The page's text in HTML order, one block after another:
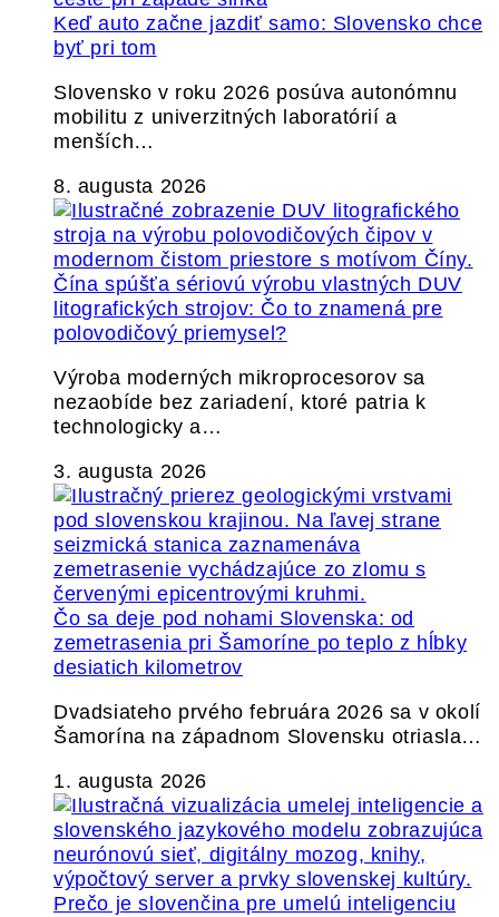
Keď auto začne jazdiť samo: Slovensko chce
byť pri tom
Slovensko v roku 2026 posúva autonómnu
mobilitu z univerzitných laboratórií a
menších…
8. augusta 2026
Čína spúšťa sériovú výrobu vlastných DUV
litografických strojov: Čo to znamená pre
polovodičový priemysel?
Výroba moderných mikroprocesorov sa
nezaobíde bez zariadení, ktoré patria k
technologicky a…
3. augusta 2026
Čo sa deje pod nohami Slovenska: od
zemetrasenia pri Šamoríne po teplo z hĺbky
desiatich kilometrov
Dvadsiateho prvého februára 2026 sa v okolí
Šamorína na západnom Slovensku otriasla…
1. augusta 2026
Prečo je slovenčina pre umelú inteligenciu